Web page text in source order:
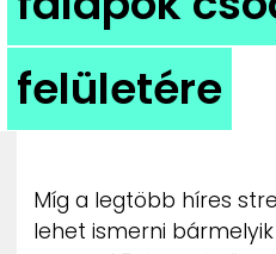
PR-
felületére
Míg a legtöbb híres
lehet ismerni